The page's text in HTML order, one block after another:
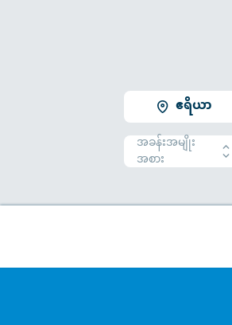
ဧရိယာ
အခန်းအမျိုး
အစား